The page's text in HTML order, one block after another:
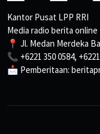
Kantor Pusat LPP RRI
Media radio berita
📍 Jl. Medan Merdeka
📞 +6221 350 0584,
📩 Pemberitaan: